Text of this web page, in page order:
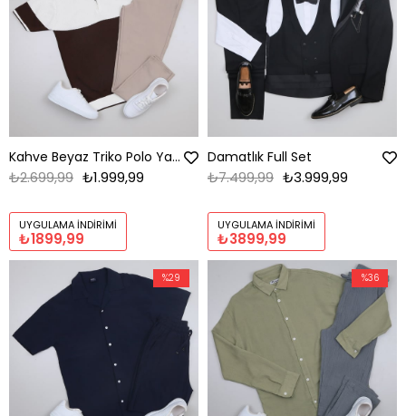
Kahve Beyaz Triko Polo Yaka Tişört Pantolon Kombini Erkek | Slim Fit Şık Günlük Set
₺1.999,99
₺2.699,99
UYGULAMA İNDIRIMI
₺1899,99
Damatlık Full Set
₺3.999,99
₺7.499,99
UYGULAMA İNDIRIMI
₺3899,99
%29 %36